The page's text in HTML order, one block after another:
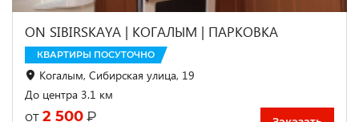
ON SIBIRSKAYA | КОГАЛЫМ | ПАРКОВКА
КВАРТИРЫ ПОСУТОЧНО
Когалым, Сибирская улица, 19
До центра 3.1 км
от 2 500 ₽